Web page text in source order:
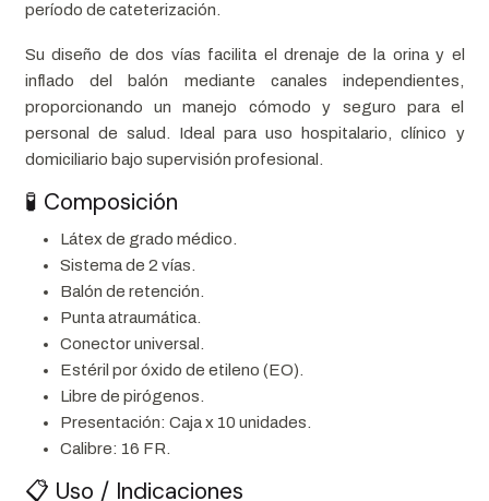
período de cateterización.
Su diseño de dos vías facilita el drenaje de la orina y el
inflado del balón mediante canales independientes,
proporcionando un manejo cómodo y seguro para el
personal de salud. Ideal para uso hospitalario, clínico y
domiciliario bajo supervisión profesional.
🧪 Composición
Látex de grado médico.
Sistema de 2 vías.
Balón de retención.
Punta atraumática.
Conector universal.
Estéril por óxido de etileno (EO).
Libre de pirógenos.
Presentación: Caja x 10 unidades.
Calibre: 16 FR.
📋 Uso / Indicaciones